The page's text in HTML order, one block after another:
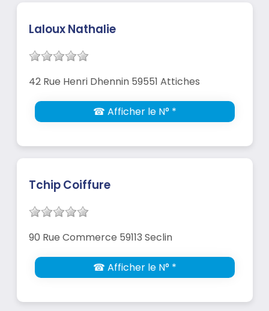
Laloux Nathalie
42 Rue Henri Dhennin 59551 Attiches
☎ Afficher le N° *
Tchip Coiffure
90 Rue Commerce 59113 Seclin
☎ Afficher le N° *